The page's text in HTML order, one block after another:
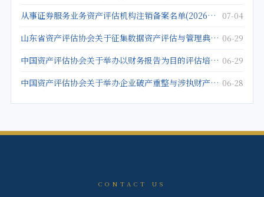
从事证券服务业务资产评估机构注销备案名单(2026年5月25日) 07-04
山东省资产评估协会关于征集数据资产评估与管理典型案例的通知 06-29
中国资产评估协会关于举办以财务报告为目的评估培训班的通知 06-29
中国资产评估协会关于举办企业破产重整与涉执财产评估培训班的通知 06-28
CONTACT US